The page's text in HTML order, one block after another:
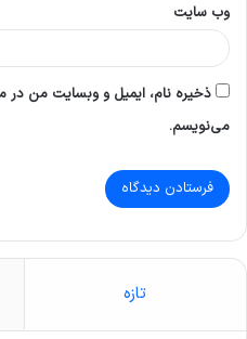
وب‌ سایت
ذخیره نام، ایمیل و وبسایت من در
می‌نویسم.
تازه